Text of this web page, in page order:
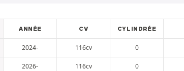
ANNÉE CV CYLINDRÉE
2024- 116cv 0
2026- 116cv 0